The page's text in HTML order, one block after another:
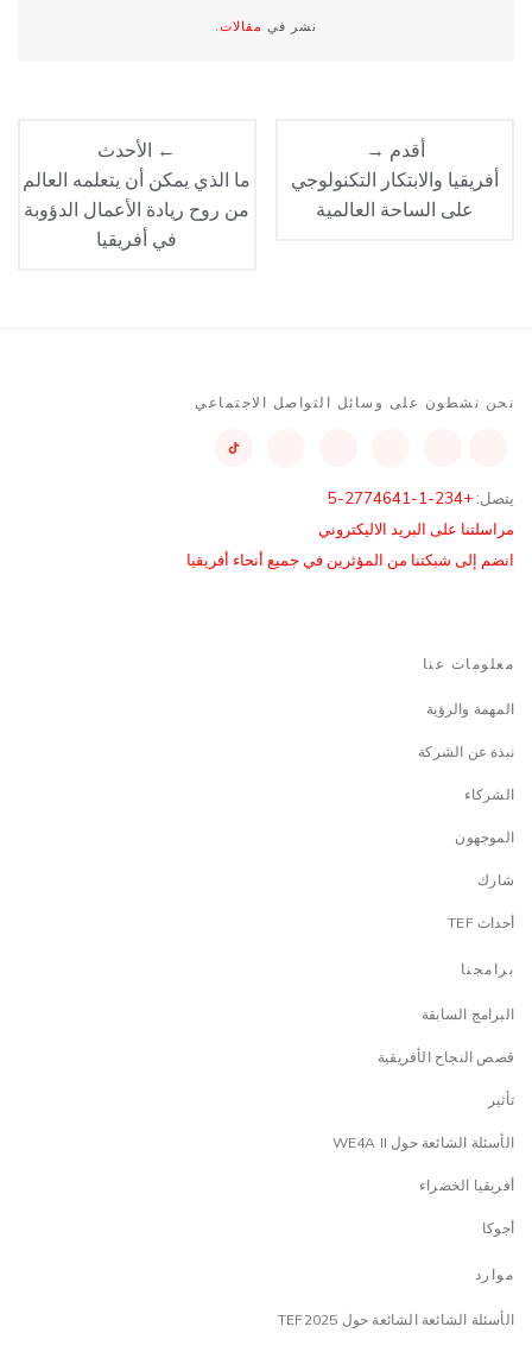
نشر في مقالات
← الأحدث
ما الذي يمكن أن يتعلمه العالم
من روح ريادة الأعمال الدؤوبة
في أفريقيا
أقدم →
أفريقيا والابتكار التكنولوجي
على الساحة العالمية
نحن نشطون على وسائل التواصل الاجتماعي
يتصل: +234-1-2774641-5
مراسلتنا على البريد الاليكتروني
انضم إلى شبكتنا من المؤثرين في جميع أنحاء أفريقيا
معلومات عنا
المهمة والرؤية
نبذة عن الشركة
الشركاء
الموجهون
شارك
أحداث TEF
برامجنا
البرامج السابقة
قصص النجاح الأفريقية
تأثير
الأسئلة الشائعة حول WE4A II
أفريقيا الخضراء
أجوكا
موارد
الأسئلة الشائعة الشائعة حول TEF2025